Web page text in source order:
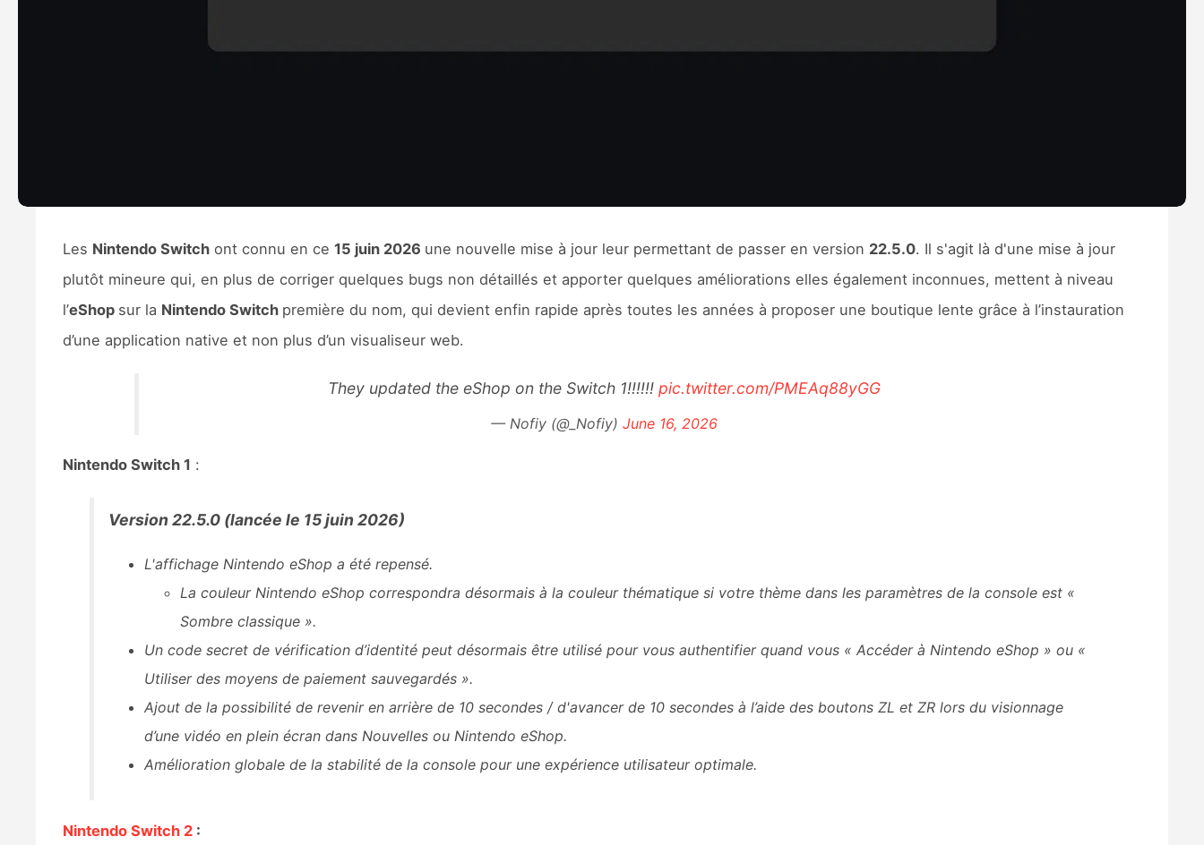
Les Nintendo Switchont connu en ce 15 juin 2026 une nouvelle mise à jour leur permettant de passer en version 22.5.0. Il s'agit là d'une mise à jour
plutôt mineure qui, en plus de corriger quelques bugs non détaillés et apporter quelques améliorations elles également inconnues, mettent à niveau
l’eShop sur la Nintendo Switch première du nom, qui devient enfin rapide après toutes les années à proposer une boutique lente grâce à l’instauration
d’une application native et non plus d’un visualiseur web.
They updated the eShop on the Switch 1!!!!!! pic.twitter.com/PMEAq88yGG
— Nofiy (@_Nofiy) June 16, 2026
Nintendo Switch 1 :
Version 22.5.0 (lancée le 15 juin 2026)
L'affichage Nintendo eShop a été repensé.
La couleur Nintendo eShop correspondra désormais à la couleur thématique si votre thème dans les paramètres de la console est «
Sombre classique ».
Un code secret de vérification d’identité peut désormais être utilisé pour vous authentifier quand vous « Accéder à Nintendo eShop » ou «
Utiliser des moyens de paiement sauvegardés ».
Ajout de la possibilité de revenir en arrière de 10 secondes / d'avancer de 10 secondes à l’aide des boutons ZL et ZR lors du visionnage
d’une vidéo en plein écran dans Nouvelles ou Nintendo eShop.
Amélioration globale de la stabilité de la console pour une expérience utilisateur optimale.
Nintendo Switch 2: